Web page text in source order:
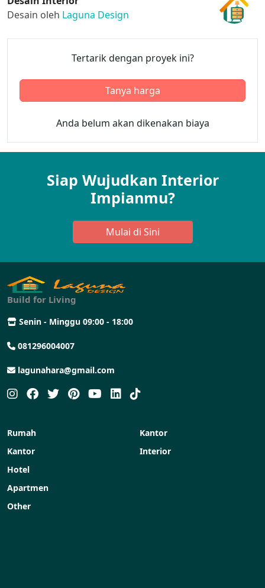
Desain oleh Laguna Design
Tertarik dengan proyek ini?
Tanya harga
Anda belum akan dikenakan biaya
Siap Wujudkan Interior
Impianmu?
Mulai di Sini
Build for Living
Senin - Minggu 09:00 - 18:00
081296004007
lagunahara@gmail.com
Rumah
Kantor
Hotel
Apartmen
Other
Kantor
Interior